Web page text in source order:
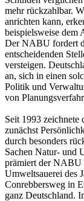
mehr rückzahlbar.
anrichten kann,
beispielsweise dem
Der NABU fordert
entscheidenden
versteigen.
an, sich in einen
Politik und
von
Seit 1993
zunächst
durch besonders
Sachen Natur- und
prämiert der NABU
Umweltsauerei des
Conrebbersweg in
ganz Deutschland.